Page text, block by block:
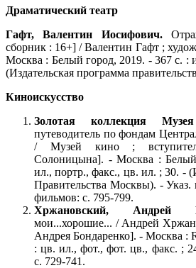
Драматический театр
Гафт, Валентин Иосифович.
сборник : 16+] / Валентин Гафт ;
Москва : Белый город, 2019. - 367 с. :
(Издательская программа
Киноискусство
Золотая коллекция
путеводитель по фондам
/ Музей кино ;
Солоницына]. - Москва :
ил., портр., факс., цв. ил. ; 30. -
Правительства Москвы). - Указ.
фильмов: с. 795-799.
Хржановский, Андрей
мои...хорошие... / Андрей
Андрея Бондаренко]. - Москва :
: цв. ил., фот., фот. цв., факс. ;
с. 729-741.